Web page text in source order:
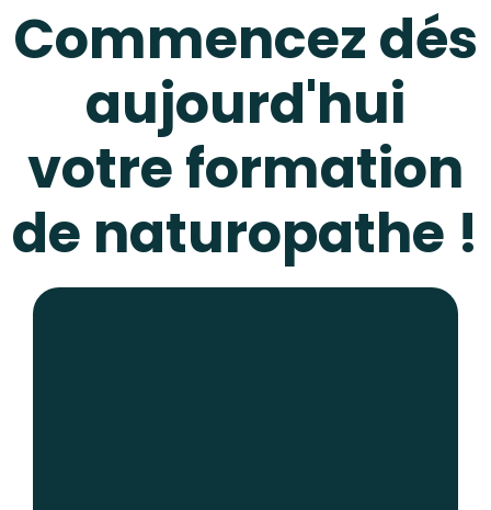
Commencez dés
aujourd'hui
votre formation
de naturopathe !